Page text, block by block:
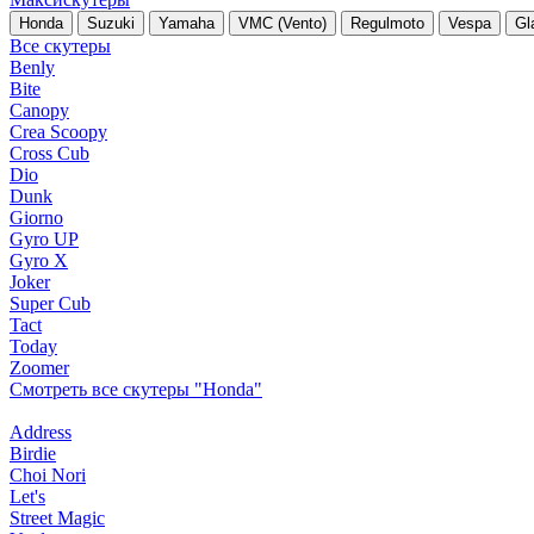
Honda Suzuki Yamaha VMC (Vento) Regulmoto Vespa
Все скутеры
Benly
Bite
Canopy
Crea Scoopy
Cross Cub
Dio
Dunk
Giorno
Gyro UP
Gyro X
Joker
Super Cub
Tact
Today
Zoomer
Смотреть все скутеры "Honda"
Address
Birdie
Choi Nori
Let's
Street Magic